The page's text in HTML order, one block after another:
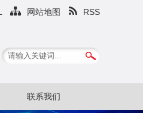
网站地图 RSS
联系我们